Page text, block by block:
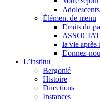
Élément de menu
Droits du
la vie après
Donnez-
L’institut
Bergonié
Histoire
Directions
Instances